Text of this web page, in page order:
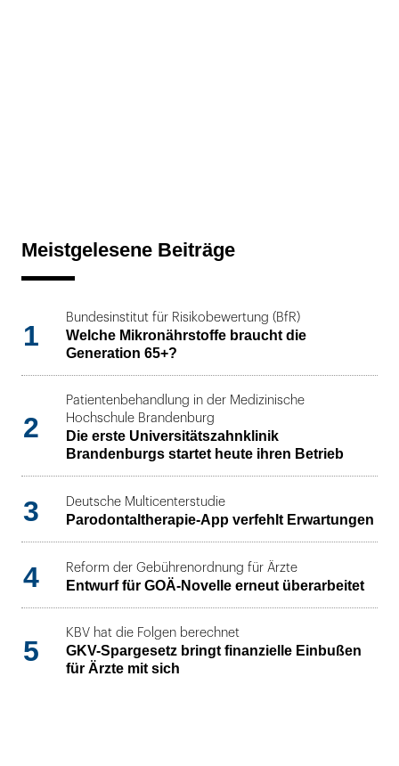
Meistgelesene Beiträge
1
Bundesinstitut für Risikobewertung (BfR)
Welche Mikronährstoffe braucht die
Generation 65+?
2
Patientenbehandlung in der Medizinische
Hochschule Brandenburg
Die erste Universitätszahnklinik
Brandenburgs startet heute ihren Betrieb
3 Deutsche Multicenterstudie
Parodontaltherapie-App verfehlt Erwartungen
4 Reform der Gebührenordnung für Ärzte
Entwurf für GOÄ-Novelle erneut überarbeitet
5
KBV hat die Folgen berechnet
GKV-Spargesetz bringt finanzielle Einbußen
für Ärzte mit sich